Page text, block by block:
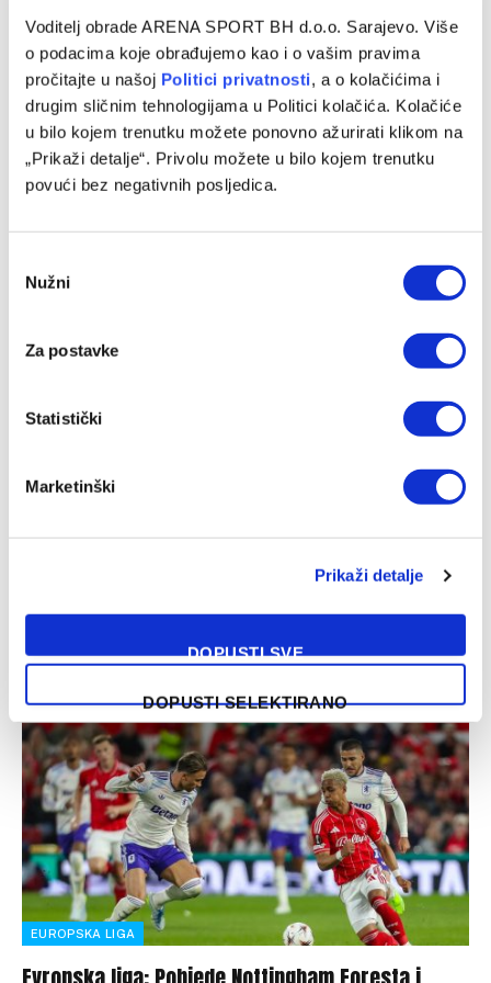
Voditelj obrade ARENA SPORT BH d.o.o. Sarajevo. Više
o podacima koje obrađujemo kao i o vašim pravima
pročitajte u našoj Politici privatnosti, a o kolačićima i
drugim sličnim tehnologijama u Politici kolačića. Kolačiće
u bilo kojem trenutku možete ponovno ažurirati klikom na
„Prikaži detalje“. Privolu možete u bilo kojem trenutku
povući bez negativnih posljedica.
Selection
Nužni
Za postavke
Statistički
Marketinški
Prikaži detalje
DOPUSTI SVE
DOPUSTI SELEKTIRANO
Večeras ćemo saznati finaliste Evropske i
Konferencijske lige
07/05/2026
Revanš utakmice polufinala Evropske i Konferencijske lige
bit će odigrane večeras, nakon čega ćemo saznati i imena
finalista ovih takmičenja.…
Freiburg i Braga u četvrtak navečer (21 sati) igraju revanš
meč polufinala Evropske lige. Prvi susret je dobio
EUROPSKA LIGA